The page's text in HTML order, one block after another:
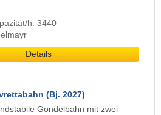
h: 3440
Details
(Bj. 2027)
Gondelbahn mit zwei